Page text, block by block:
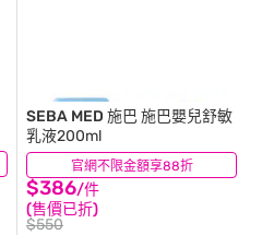
官網不限金額享88折
SEBA MED 施巴施巴嬰兒舒敏
乳液200ml
$386/件
(售價已折)
$550
(3)